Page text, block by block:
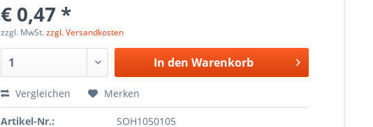
€ 0,47 *
zzgl. MwSt.zzgl. Versandkosten
In den Warenkorb
Vergleichen Merken
Artikel-Nr.: SOH1050105